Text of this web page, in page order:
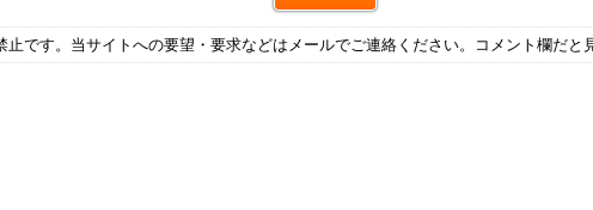
です。当サイトへの要望・要求などはメールでご連絡ください。コメント欄だと